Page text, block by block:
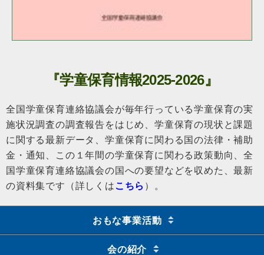
『学童保育情報2025-2026』
全国学童保育連絡協議会が毎年行っている学童保育の実
施状況調査の調査報告をはじめ、学童保育の現状と課題
に関する最新データ、学童保育に関わる国の法律・補助
金・通知、この１年間の学童保育に関わる政策動向、全
国学童保育連絡協議会の国への要望などを収めた、最新
の資料集です（詳しくは こちら ）。
おもな事業活動
会の紹介